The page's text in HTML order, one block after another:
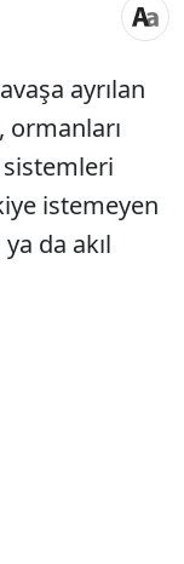
ayrılan
ormanları
istemeyen
da akıl